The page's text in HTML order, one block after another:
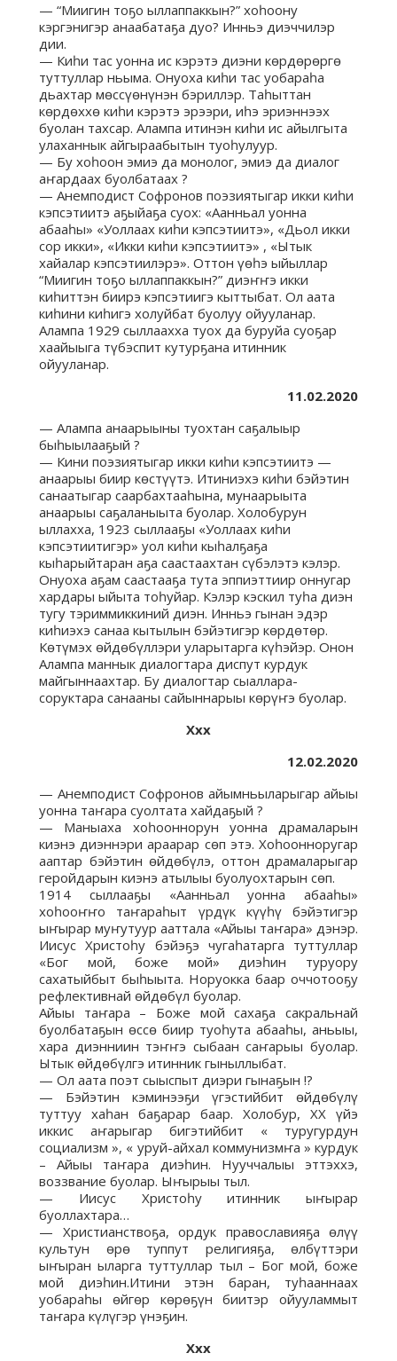
— “Миигин тоҕо ыллаппаккын?” хоһоону
кэргэнигэр анаабатаҕа дуо? Инньэ диэччилэр
дии.
— Киһи тас уонна ис кэрэтэ диэни көрдөрөргө
туттуллар ньыма. Онуоха киһи тас уобараһа
дьахтар мөссүөнүнэн бэриллэр. Таһыттан
көрдөххө киһи кэрэтэ эрээри, иһэ эриэннээх
буолан тахсар. Алампа итинэн киһи ис айылгыта
улаханнык айгыраабытын туоһулуур.
— Бу хоһоон эмиэ да монолог, эмиэ да диалог
аҥардаах буолбатаах ?
— Анемподист Софронов поэзиятыгар икки киһи
кэпсэтиитэ аҕыйаҕа суох: «Аанньал уонна
абааһы» «Уоллаах киһи кэпсэтиитэ», «Дьол икки
сор икки», «Икки киһи кэпсэтиитэ» , «Ытык
хайалар кэпсэтиилэрэ». Оттон үөһэ ыйыллар
“Миигин тоҕо ыллаппаккын?” диэҥҥэ икки
киһиттэн биирэ кэпсэтиигэ кыттыбат. Ол аата
киһини киһигэ холуйбат буолуу ойууланар.
Алампа 1929 сыллаахха туох да буруйа суоҕар
хаайыыга түбэспит кутурҕана итинник
ойууланар.
11.02.2020
— Алампа анаарыыны туохтан саҕалыыр
быһыылааҕый ?
— Кини поэзиятыгар икки киһи кэпсэтиитэ —
анаарыы биир көстүүтэ. Итиниэхэ киһи бэйэтин
санаатыгар саарбахтааһына, мунаарыыта
анаарыы саҕаланыыта буолар. Холобурун
ыллахха, 1923 сыллааҕы «Уоллаах киһи
кэпсэтиитигэр» уол киһи кыһалҕаҕа
кыһарыйтаран аҕа саастаахтан сүбэлэтэ кэлэр.
Онуоха аҕам саастааҕа тута эппиэттиир оннугар
хардары ыйыта тоһуйар. Кэлэр кэскил туһа диэн
тугу тэриммиккиний диэн. Инньэ гынан эдэр
киһиэхэ санаа кытылын бэйэтигэр көрдөтөр.
Көтүмэх өйдөбүллэри уларытарга күһэйэр. Онон
Алампа маннык диалогтара диспут курдук
майгыннаахтар. Бу диалогтар сыаллара-
соруктара санааны сайыннарыы көрүҥэ буолар.
Ххх
12.02.2020
— Анемподист Софронов айымньыларыгар айыы
уонна таҥара суолтата хайдаҕый ?
— Маныаха хоһооннорун уонна драмаларын
киэнэ диэннэри араарар сөп этэ. Хоһоонноругар
ааптар бэйэтин өйдөбүлэ, оттон драмаларыгар
геройдарын киэнэ атылыы буолуохтарын сөп.
1914 сыллааҕы «Аанньал уонна абааһы»
хоһооҥҥо таҥараһыт үрдүк күүһү бэйэтигэр
ыҥырар муҥутуур ааттала «Айыы таҥара» дэнэр.
Иисус Христоһу бэйэҕэ чугаһатарга туттуллар
«Бог мой, боже мой» диэһин туруору
сахатыйбыт быһыыта. Норуокка баар оччотооҕу
рефлективнай өйдөбүл буолар.
Айыы таҥара – Боже мой сахаҕа сакральнай
буолбатаҕын өссө биир туоһута абааһы, аньыы,
хара диэнниин тэҥҥэ сыбаан саҥарыы буолар.
Ытык өйдөбүлгэ итинник гыныллыбат.
— Ол аата поэт сыыспыт диэри гынаҕын !?
— Бэйэтин кэминээҕи үгэстийбит өйдөбүлү
туттуу хаһан баҕарар баар. Холобур, ХХ үйэ
иккис аҥарыгар бигэтийбит « туругурдун
социализм », « уруй-айхал коммунизмҥа » курдук
– Айыы таҥара диэһин. Нууччалыы эттэххэ,
воззвание буолар. Ыҥырыы тыл.
— Иисус Христоһу итинник ыҥырар
буоллахтара…
— Христианствоҕа, ордук православияҕа өлүү
культун өрө туппут религияҕа, өлбүттэри
ыҥыран ыларга туттуллар тыл – Бог мой, боже
мой диэһин.Итини этэн баран, туһааннаах
уобараһы өйгөр көрөҕүн биитэр ойууламмыт
таҥара күлүгэр үнэҕин.
Ххх